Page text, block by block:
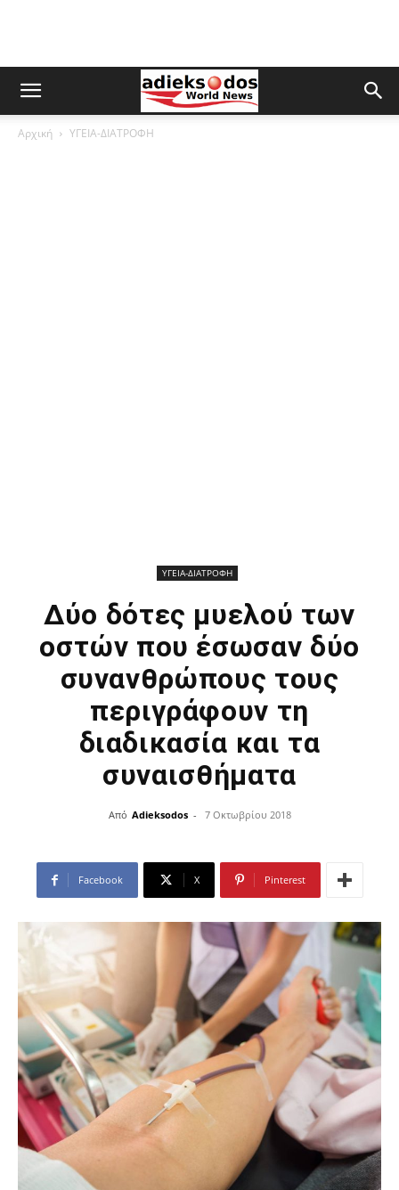
Αρχική ΥΓΕΙΑ-ΔΙΑΤΡΟΦΗ
ΥΓΕΙΑ-ΔΙΑΤΡΟΦΗ
Δύο δότες μυελού των
οστών που έσωσαν δύο
συνανθρώπους τους
περιγράφουν τη
διαδικασία και τα
συναισθήματα
Από Adieksodos - 7 Οκτωβρίου 2018
Facebook X Pinterest